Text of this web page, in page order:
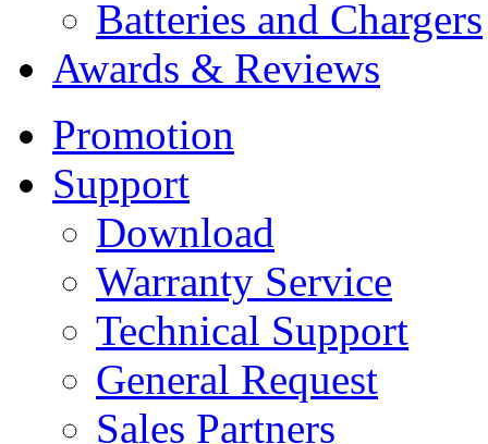
Batteries and Chargers
Awards & Reviews
Promotion
Support
Download
Warranty Service
Technical Support
General Request
Sales Partners